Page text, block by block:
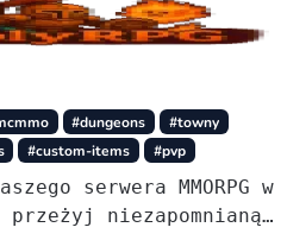
#dungeons
#towny
#custom-items #pvp
serwera MMORPG w
niezapomnianą